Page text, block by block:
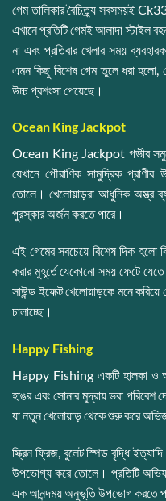
গেম তালিকার বৈচিত্র্য সবসময়ই
এখানে প্রতিটি গেমই আলাদা স্টাইল
না এবং প্রতিবার খেলার সময়
এমন কিছু বিশেষ গেম তুলে ধরা হলো,
উচ্চ প্রশংসা পেয়েছে।
Ocean King Jackpot
Ocean King Jackpot গভীর
যেখানে পৌরাণিক সামুদ্রিক
তোলে। খেলোয়াড়রা আধুনিক অস্ত্র
পুরস্কার অর্জন করতে পারে।
এই গেমের সবচেয়ে বিশেষ দিক হলো
করার মুহূর্তে যেকোনো সময় ফেটে
সাউন্ড ইফেক্ট খেলোয়াড়কে মনে
চালাচ্ছে।
Happy Fishing
Happy Fishing একটি হালকা ও
হাঙর এবং সোনার মুদ্রায় ভরা পরিবেশ
যা নতুন খেলোয়াড় থেকে শুরু করে
স্ক্রিন ফ্রিজ, বুলেট স্পিড বৃদ্ধি
উপভোগ্য করে তোলে। প্রতিটি
এক আনন্দময় অনুভূতি উপভোগ করতে